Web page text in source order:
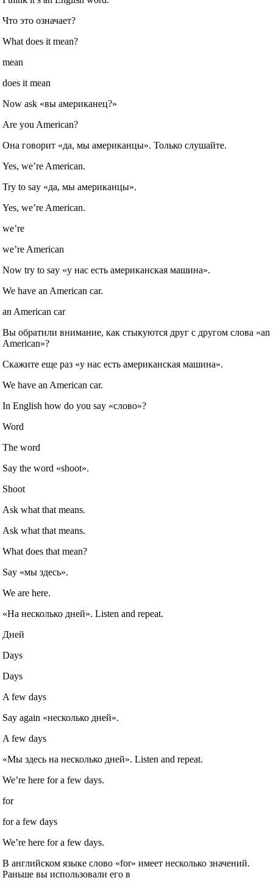
Что это означает?
What does it mean?
mean
does it mean
Now ask «вы американец?»
Are you American?
Она говорит «да, мы американцы». Только слушайте.
Yes, we’re American.
Try to say «да, мы американцы».
Yes, we’re American.
we’re
we’re American
Now try to say «у нас есть американская машина».
We have an American car.
an American car
Вы обратили внимание, как стыкуются друг с другом слова «an
American»?
Скажите еще раз «у нас есть американская машина».
We have an American car.
In English how do you say «слово»?
Word
The word
Say the word «shoot».
Shoot
Ask what that means.
Ask what that means.
What does that mean?
Say «мы здесь».
We are here.
«На несколько дней». Listen and repeat.
Дней
Days
Days
A few days
Say again «несколько дней».
A few days
«Мы здесь на несколько дней». Listen and repeat.
We’re here for a few days.
for
for a few days
We’re here for a few days.
В английском языке слово «for» имеет несколько значений.
Раньше вы использовали его в